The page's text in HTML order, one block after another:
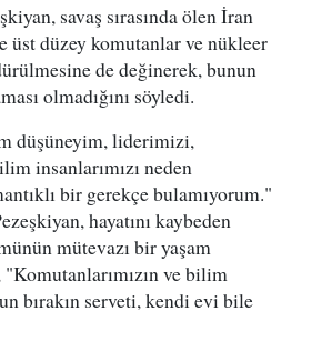
savaş sırasında ölen İran
düzey komutanlar ve nükleer
de değinerek, bunun
olmadığını söyledi.
düşüneyim, liderimizi,
insanlarımızı neden
bir gerekçe bulamıyorum."
hayatını kaybeden
mütevazı bir yaşam
ve bilim
bırakın serveti, kendi evi bile